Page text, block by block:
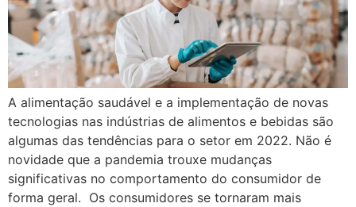
A alimentação saudável e a implementação de novas
tecnologias nas indústrias de alimentos e bebidas são
algumas das tendências para o setor em 2022. Não é
novidade que a pandemia trouxe mudanças
significativas no comportamento do consumidor de
forma geral. Os consumidores se tornaram mais